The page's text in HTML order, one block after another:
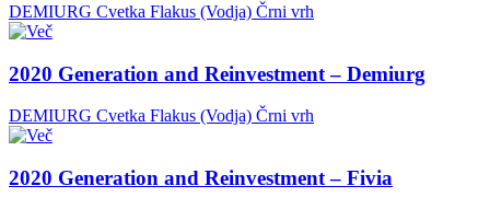
DEMIURG Cvetka Flakus (Vodja) Črni vrh
2020 Generation and Reinvestment – Demiurg
DEMIURG Cvetka Flakus (Vodja) Črni vrh
2020 Generation and Reinvestment – Fivia